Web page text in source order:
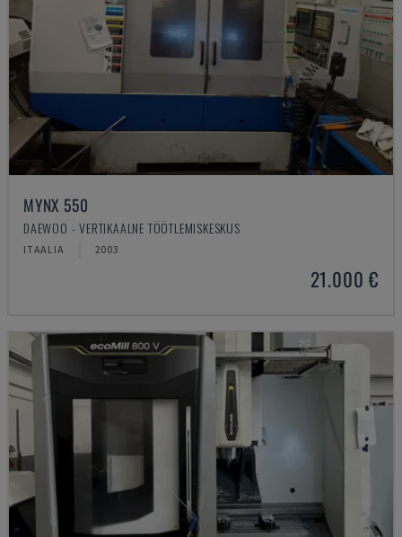
MYNX 550
DAEWOO - VERTIKAALNE TÖÖTLEMISKESKUS
ITAALIA 2003
21.000 €